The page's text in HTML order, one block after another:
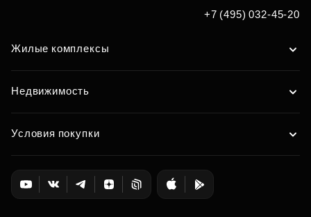
+7 (495) 032-45-20
Жилые комплексы
Недвижимость
Условия покупки